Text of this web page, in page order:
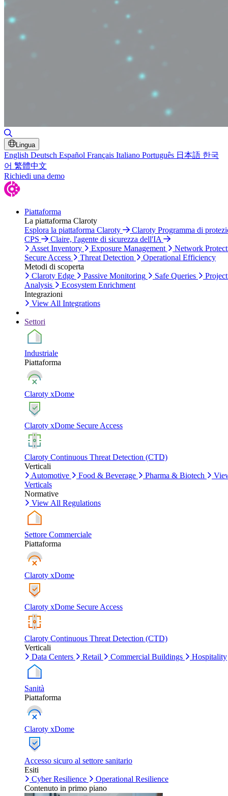
Lingua
English Deutsch Español Français Italiano Português 日本語 한국
어 繁體中文
Richiedi una demo
Piattaforma
La piattaforma Claroty
Esplora la piattaforma Claroty
Claroty Programma di
CPS
Claire, l'agente di sicurezza dell'IA
Asset Inventory
Exposure Management
Network
Secure Access
Threat Detection
Operational Efficiency
Metodi di scoperta
Claroty Edge
Passive Monitoring Safe Queries
Analysis
Ecosystem Enrichment
Integrazioni
View All Integrations
Settori
Industriale
Piattaforma
Claroty xDome
Claroty xDome Secure Access
Claroty Continuous Threat Detection (CTD)
Verticali
Automotive
Food & Beverage Pharma & Biotech
Verticals
Normative
View All Regulations
Settore Commerciale
Piattaforma
Claroty xDome
Claroty xDome Secure Access
Claroty Continuous Threat Detection (CTD)
Verticali
Data Centers
Retail Commercial Buildings Hospitality
Sanità
Piattaforma
Claroty xDome
Accesso sicuro al settore sanitario
Esiti
Cyber Resilience
Operational Resilience
Contenuto in primo piano